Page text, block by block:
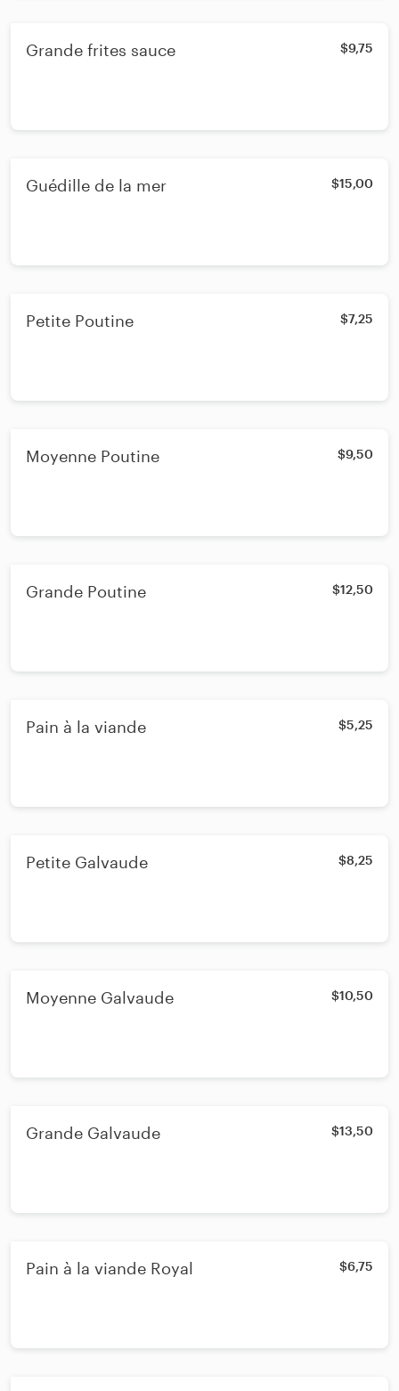
Grande frites sauce $9,75
Guédille de la mer $15,00
Petite Poutine $7,25
Moyenne Poutine $9,50
Grande Poutine $12,50
Pain à la viande $5,25
Petite Galvaude $8,25
Moyenne Galvaude $10,50
Grande Galvaude $13,50
Pain à la viande Royal $6,75